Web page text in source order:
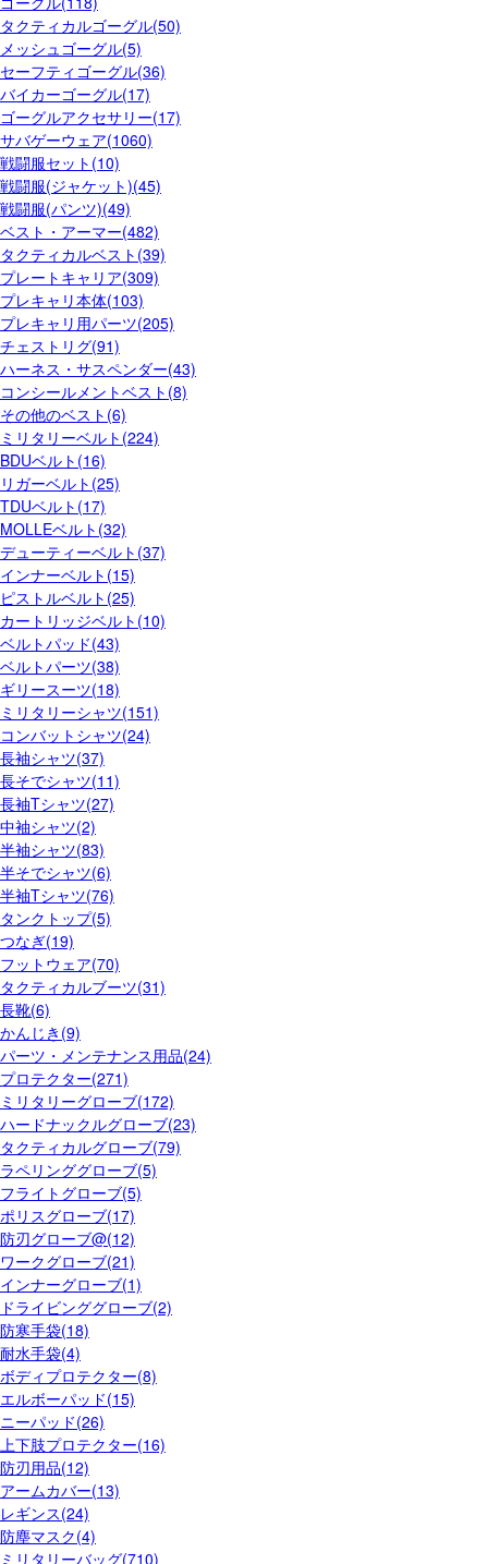
タクティカルゴーグル(50)
メッシュゴーグル(5)
セーフティゴーグル(36)
バイカーゴーグル(17)
ゴーグルアクセサリー(17)
サバゲーウェア(1060)
戦闘服セット(10)
戦闘服(ジャケット)(45)
戦闘服(パンツ)(49)
ベスト・アーマー(482)
タクティカルベスト(39)
プレートキャリア(309)
プレキャリ本体(103)
プレキャリ用パーツ(205)
チェストリグ(91)
ハーネス・サスペンダー(43)
コンシールメントベスト(8)
その他のベスト(6)
ミリタリーベルト(224)
BDUベルト(16)
リガーベルト(25)
TDUベルト(17)
MOLLEベルト(32)
デューティーベルト(37)
インナーベルト(15)
ピストルベルト(25)
カートリッジベルト(10)
ベルトパッド(43)
ベルトパーツ(38)
ギリースーツ(18)
ミリタリーシャツ(151)
コンバットシャツ(24)
長袖シャツ(37)
長そでシャツ(11)
長袖Tシャツ(27)
中袖シャツ(2)
半袖シャツ(83)
半そでシャツ(6)
半袖Tシャツ(76)
タンクトップ(5)
つなぎ(19)
フットウェア(70)
タクティカルブーツ(31)
長靴(6)
かんじき(9)
パーツ・メンテナンス用品(24)
プロテクター(271)
ミリタリーグローブ(172)
ハードナックルグローブ(23)
タクティカルグローブ(79)
ラペリンググローブ(5)
フライトグローブ(5)
ポリスグローブ(17)
防刃グローブ@(12)
ワークグローブ(21)
インナーグローブ(1)
ドライビンググローブ(2)
防寒手袋(18)
耐水手袋(4)
ボディプロテクター(8)
エルボーパッド(15)
ニーパッド(26)
上下肢プロテクター(16)
防刃用品(12)
アームカバー(13)
レギンス(24)
防塵マスク(4)
ミリタリーバッグ(710)